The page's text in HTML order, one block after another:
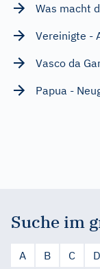
Was macht
Vereinigte -
Vasco da
Papua -
Suche im
A B C D